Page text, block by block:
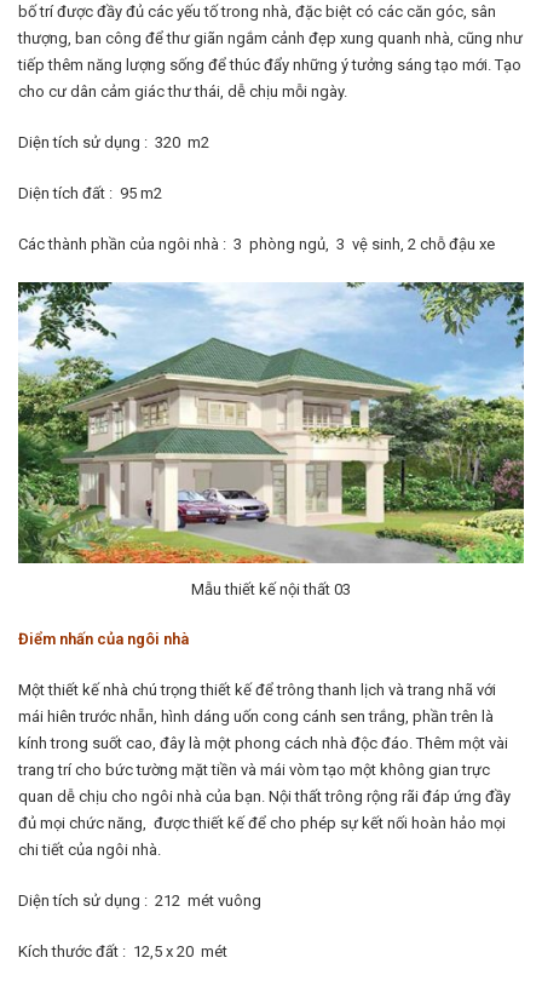
bố trí được đầy đủ các yếu tố trong nhà, đặc biệt có các căn góc, sân
thượng, ban công để thư giãn ngắm cảnh đẹp xung quanh nhà, cũng như
tiếp thêm năng lượng sống để thúc đẩy những ý tưởng sáng tạo mới. Tạo
cho cư dân cảm giác thư thái, dễ chịu mỗi ngày.
Diện tích sử dụng : 320 m2
Diện tích đất : 95 m2
Các thành phần của ngôi nhà : 3 phòng ngủ, 3 vệ sinh, 2 chỗ đậu xe
Mẫu thiết kế nội thất 03
Điểm nhấn của ngôi nhà
Một thiết kế nhà chú trọng thiết kế để trông thanh lịch và trang nhã với
mái hiên trước nhẵn, hình dáng uốn cong cánh sen trắng, phần trên là
kính trong suốt cao, đây là một phong cách nhà độc đáo. Thêm một vài
trang trí cho bức tường mặt tiền và mái vòm tạo một không gian trực
quan dễ chịu cho ngôi nhà của bạn. Nội thất trông rộng rãi đáp ứng đầy
đủ mọi chức năng, được thiết kế để cho phép sự kết nối hoàn hảo mọi
chi tiết của ngôi nhà.
Diện tích sử dụng : 212 mét vuông
Kích thước đất : 12,5 x 20 mét